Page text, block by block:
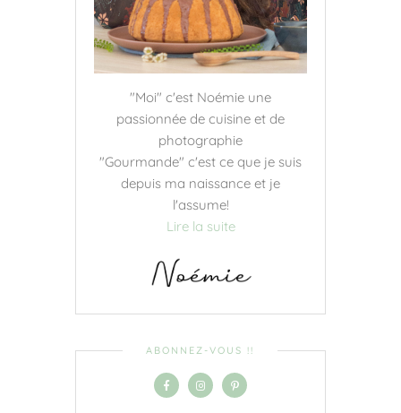
"Moi" c'est Noémie une
passionnée de cuisine et de
photographie
"Gourmande" c'est ce que je suis
depuis ma naissance et je
l'assume!
Lire la suite
ABONNEZ-VOUS !!